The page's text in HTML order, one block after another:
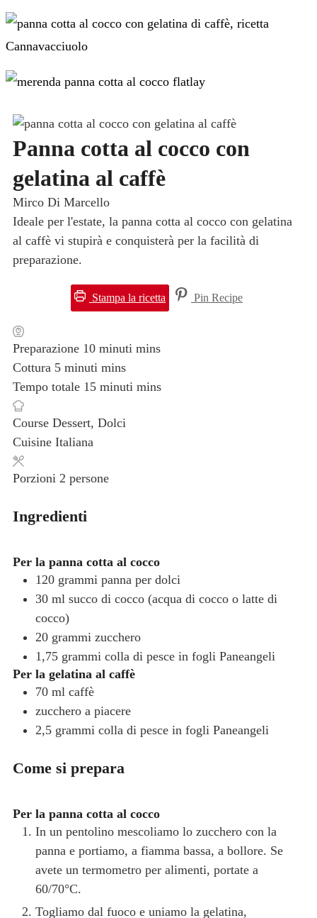
Panna cotta al cocco con
gelatina al caffè
Mirco Di Marcello
Ideale per l'estate, la panna cotta al cocco con gelatina
al caffè vi stupirà e conquisterà per la facilità di
preparazione.
Stampa la ricetta Pin Recipe
Preparazione 10 minuti mins
Cottura 5 minuti mins
Tempo totale 15 minuti mins
Course Dessert, Dolci
Cuisine Italiana
Porzioni 2 persone
Ingredienti
Per la panna cotta al cocco
120 grammi panna per dolci
30 ml succo di cocco (acqua di cocco o latte di
cocco)
20 grammi zucchero
1,75 grammi colla di pesce in fogli Paneangeli
Per la gelatina al caffè
70 ml caffè
zucchero a piacere
2,5 grammi colla di pesce in fogli Paneangeli
Come si prepara
Per la panna cotta al cocco
In un pentolino mescoliamo lo zucchero con la
panna e portiamo, a fiamma bassa, a bollore. Se
avete un termometro per alimenti, portate a
60/70°C.
Togliamo dal fuoco e uniamo la gelatina,